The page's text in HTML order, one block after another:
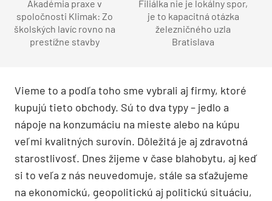
Akadémia praxe v
spoločnosti Klimak: Zo
školských lavíc rovno na
prestížne stavby
Filiálka nie je lokálny spor,
je to kapacitná otázka
železničného uzla
Bratislava
Vieme to a podľa toho sme vybrali aj firmy, ktoré
kupujú tieto obchody. Sú to dva typy – jedlo a
nápoje na konzumáciu na mieste alebo na kúpu
veľmi kvalitných surovín. Dôležitá je aj zdravotná
starostlivosť. Dnes žijeme v čase blahobytu, aj keď
si to veľa z nás neuvedomuje, stále sa sťažujeme
na ekonomickú, geopolitickú aj politickú situáciu,